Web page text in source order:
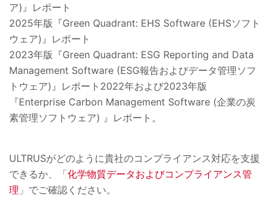
ア)』レポート
2025年版『Green Quadrant: EHS Software (EHSソフト
ウェア)』レポート
2023年版『Green Quadrant: ESG Reporting and Data
Management Software (ESG報告およびデータ管理ソフ
トウェア)』レポート2022年および2023年版
『Enterprise Carbon Management Software (企業の炭
素管理ソフトウェア) 』レポート 。
ULTRUSがどのように貴社のコンプライアンス対応を支援
できるか、「化学物質データおよびコンプライアンス管
理 」でご確認ください。